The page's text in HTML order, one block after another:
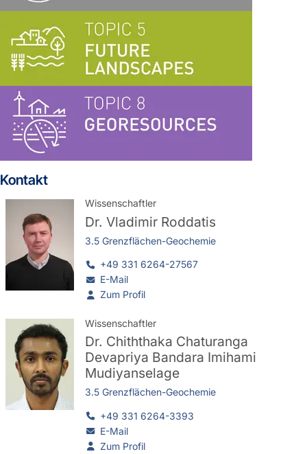
Kontakt
Wissenschaftler
Dr. Vladimir Roddatis
3.5 Grenzflächen-Geochemie
+49 331 6264-27567
E-Mail
Zum Profil
Wissenschaftler
Dr. Chiththaka Chaturanga
Devapriya Bandara Imihami
Mudiyanselage
3.5 Grenzflächen-Geochemie
+49 331 6264-3393
E-Mail
Zum Profil